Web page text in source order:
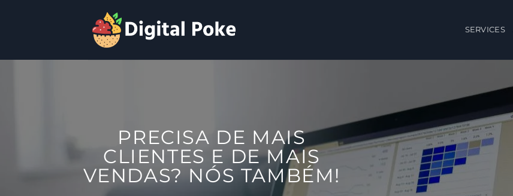
SERVICES
PRECISA DE MAIS
CLIENTES E DE MAIS
VENDAS? NÓS TAMBÉM!